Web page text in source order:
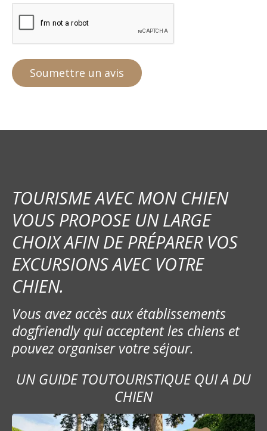
TOURISME AVEC MON CHIEN
VOUS PROPOSE UN LARGE
CHOIX AFIN DE PRÉPARER VOS
EXCURSIONS AVEC VOTRE
CHIEN.
Vous avez accès aux établissements
dogfriendly qui acceptent les chiens et
pouvez organiser votre séjour.
UN GUIDE TOUTOURISTIQUE QUI A DU
CHIEN